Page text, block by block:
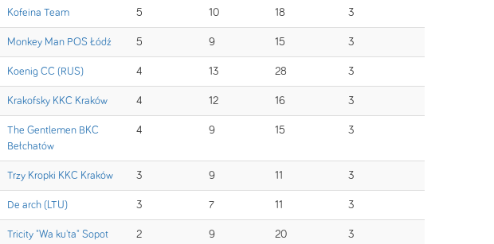
Kofeina Team 5 10 18 3
Monkey Man POS Łódź 5 9 15 3
Koenig CC (RUS) 4 13 28 3
Krakofsky KKC Kraków 4 12 16 3
The Gentlemen BKC
Bełchatów
4 9 15 3
Trzy Kropki KKC Kraków 3 9 11 3
De arch (LTU) 3 7 11 3
Tricity "Wa ku'ta" Sopot 2 9 20 3